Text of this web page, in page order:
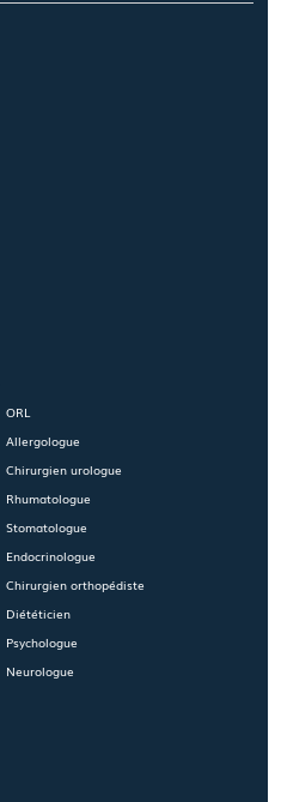
ORL
Allergologue
Chirurgien urologue
Rhumatologue
Stomatologue
Endocrinologue
Chirurgien orthopédiste
Diététicien
Psychologue
Neurologue